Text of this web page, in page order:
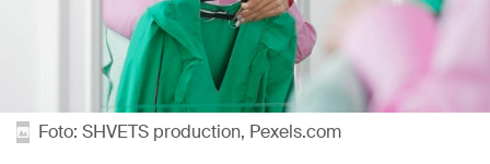
Foto: SHVETS production, Pexels.com